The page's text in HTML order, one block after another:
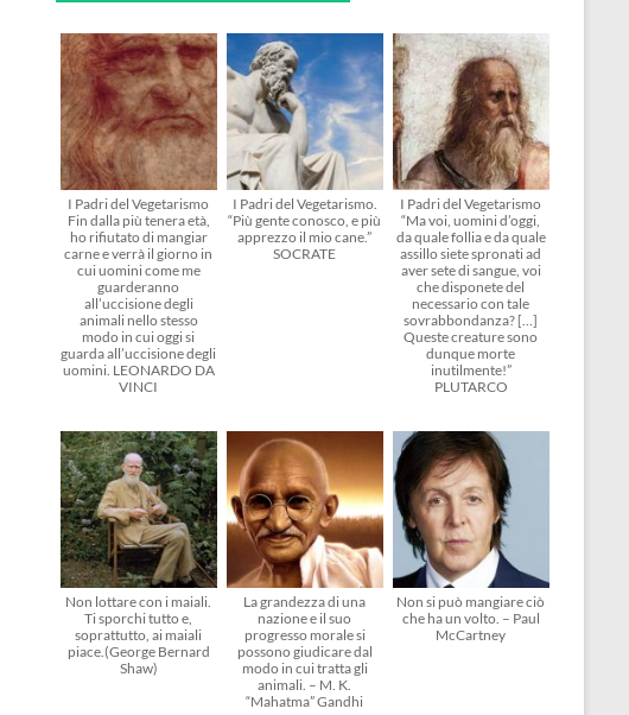
I Padri del Vegetarismo
Fin dalla più tenera età,
ho rifiutato di mangiar
carne e verrà il giorno in
cui uomini come me
guarderanno
all’uccisione degli
animali nello stesso
modo in cui oggi si
guarda all’uccisione degli
uomini. LEONARDO DA
VINCI
I Padri del Vegetarismo.
“Più gente conosco, e più
apprezzo il mio cane.”
SOCRATE
I Padri del Vegetarismo
“Ma voi, uomini d’oggi,
da quale follia e da quale
assillo siete spronati ad
aver sete di sangue, voi
che disponete del
necessario con tale
sovrabbondanza? […]
Queste creature sono
dunque morte
inutilmente!”
PLUTARCO
Non lottare con i maiali.
Ti sporchi tutto e,
soprattutto, ai maiali
piace.(George Bernard
Shaw)
La grandezza di una
nazione e il suo
progresso morale si
possono giudicare dal
modo in cui tratta gli
animali. – M. K.
“Mahatma” Gandhi
Non si può mangiare ciò
che ha un volto. – Paul
McCartney